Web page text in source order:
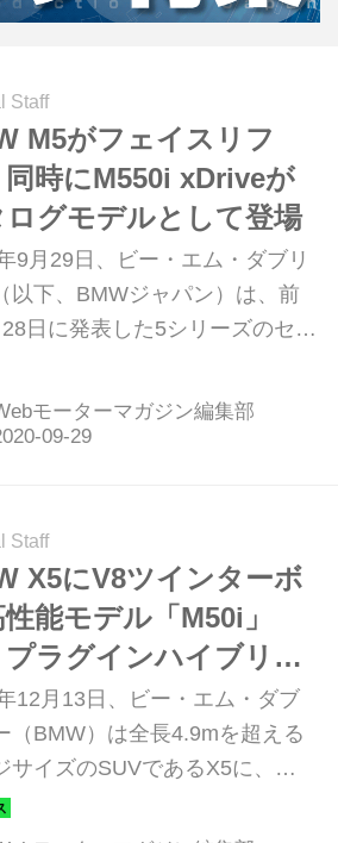
Staff
M5がフェイスリフ
同時にM550i xDriveが
ログモデルとして登場
9月29日、ビー・エム・ダブリ
以下、BMWジャパン）は、前
28日に発表した5シリーズのセダ
続いて、その5シリーズをベー
た3つのMモデルをリリースし
、納車は10月以降を予定してい
モーターマガジン編集部
Staff
X5にV8ツインターボ
能モデル「M50i」
プラグインハイブリッ
」を追加
12月13日、ビー・エム・ダブ
（BMW）は全長4.9mを超える
サイズのSUVであるX5に、
」と「X5 M50i」のふ
モデルを追加、同日に発売し